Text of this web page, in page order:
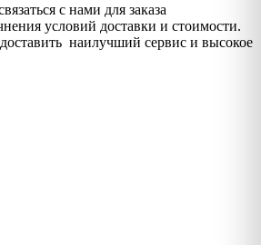
с нами для заказа
условий доставки и стоимости.
наилучший сервис и высокое